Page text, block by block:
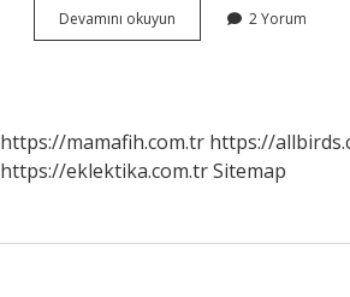
Devamını okuyun
Dili
2 Yorum
https://mamafih.com.tr https://
https://eklektika.com.trSitemap